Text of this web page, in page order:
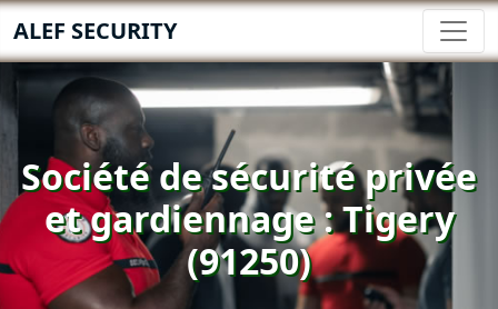
ALEF SECURITY
Société de sécurité privée
et gardiennage : Tigery
(91250)